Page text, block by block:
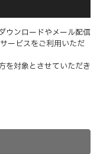
ウンロードやメール配信
ービスをご利用いただ
を対象とさせていただき